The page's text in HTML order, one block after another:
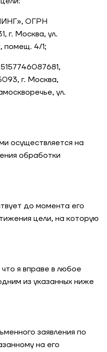
ОГРН
г. Москва, ул.
помещ. 4/1;
г. Москва,
ул.
осуществляется на
обработки
до момента его
цели, на которую
я вправе в любое
из указанных ниже
заявления по
на его